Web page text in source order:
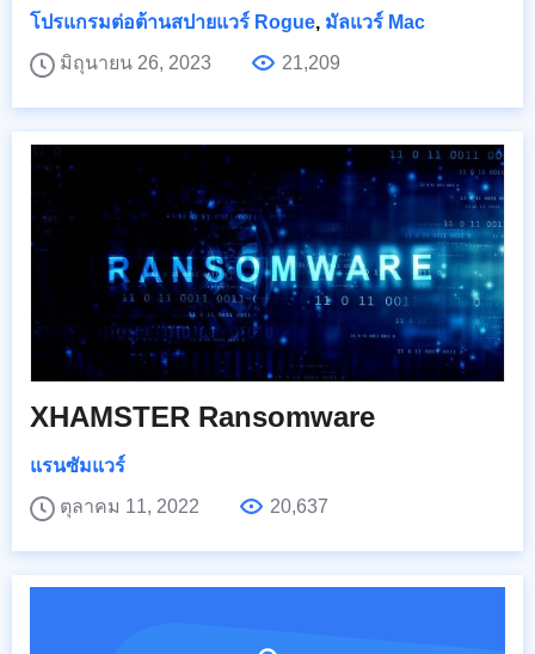
โปรแกรมต่อต้านสปายแวร์ Rogue, มัลแวร์ Mac
มิถุนายน 26, 2023
21,209
XHAMSTER Ransomware
แรนซัมแวร์
ตุลาคม 11, 2022
20,637